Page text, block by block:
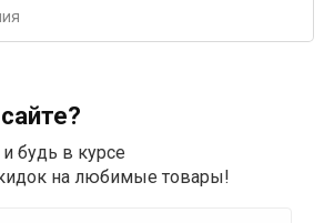
будь в курсе
на любимые товары!